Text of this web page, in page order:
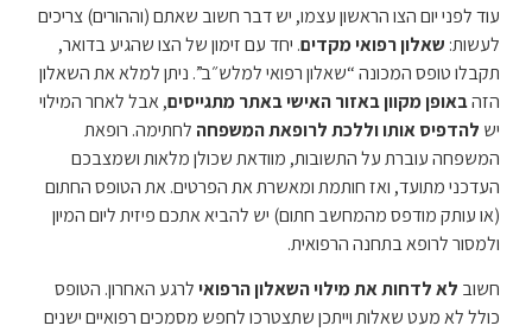
עוד לפני יום הצו הראשון עצמו, יש דבר חשוב שאתם (וההורים) צריכים
לעשות: שאלון רפואי מקדים. יחד עם זימון של הצו שהגיע בדואר,
תקבלו טופס המכונה “שאלון רפואי למלש״ב”. ניתן למלא את השאלון
הזהבאופן מקוון באזור האישי באתר מתגייסים, אבל לאחר המילוי
יש להדפיס אותו וללכת לרופאת המשפחה לחתימה. רופאת
המשפחה עוברת על התשובות, מוודאת שכולן מלאות ושמצבכם
העדכני מתועד, ואז חותמת ומאשרת את הפרטים. את הטופס החתום
(או עותק מודפס מהמחשב חתום) יש להביא אתכם פיזית ליום המיון
ולמסור לרופא בתחנה הרפואית.
חשוב לא לדחות את מילוי השאלון הרפואילרגע האחרון. הטופס
כולל לא מעט שאלות וייתכן שתצטרכו לחפש מסמכים רפואיים ישנים